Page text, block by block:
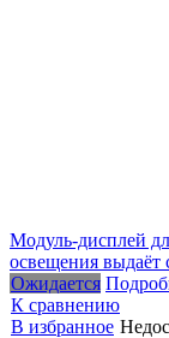
Модуль-дисплей
освещения выдаёт
Ожидается
К сравнению
В избранное